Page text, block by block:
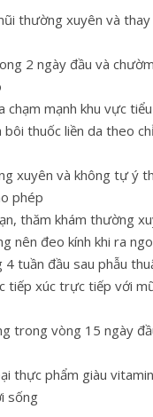
thường xuyên và
2 ngày đầu và
chạm mạnh khu vực
bôi thuốc liền da theo
xuyên và không tự ý
phép
thăm khám thường
nên đeo kính khi ra
tuần đầu sau phẫu
tiếp xúc trực tiếp với
trong vòng 15 ngày
thực phẩm giàu
sống